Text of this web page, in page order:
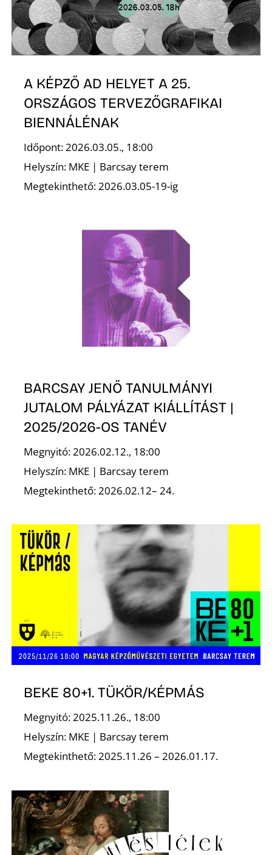
A KÉPZŐ AD HELYET A 25.
ORSZÁGOS TERVEZŐGRAFIKAI
BIENNÁLÉNAK
Időpont: 2026.03.05., 18:00
Helyszín: MKE | Barcsay terem
Megtekinthető: 2026.03.05-19-ig
BARCSAY JENŐ TANULMÁNYI
JUTALOM PÁLYÁZAT KIÁLLÍTÁST |
2025/2026-OS TANÉV
Megnyitó: 2026.02.12., 18:00
Helyszín: MKE | Barcsay terem
Megtekinthető: 2026.02.12– 24.
BEKE 80+1. TÜKÖR/KÉPMÁS
Megnyitó: 2025.11.26., 18:00
Helyszín: MKE | Barcsay terem
Megtekinthető: 2025.11.26 – 2026.01.17.